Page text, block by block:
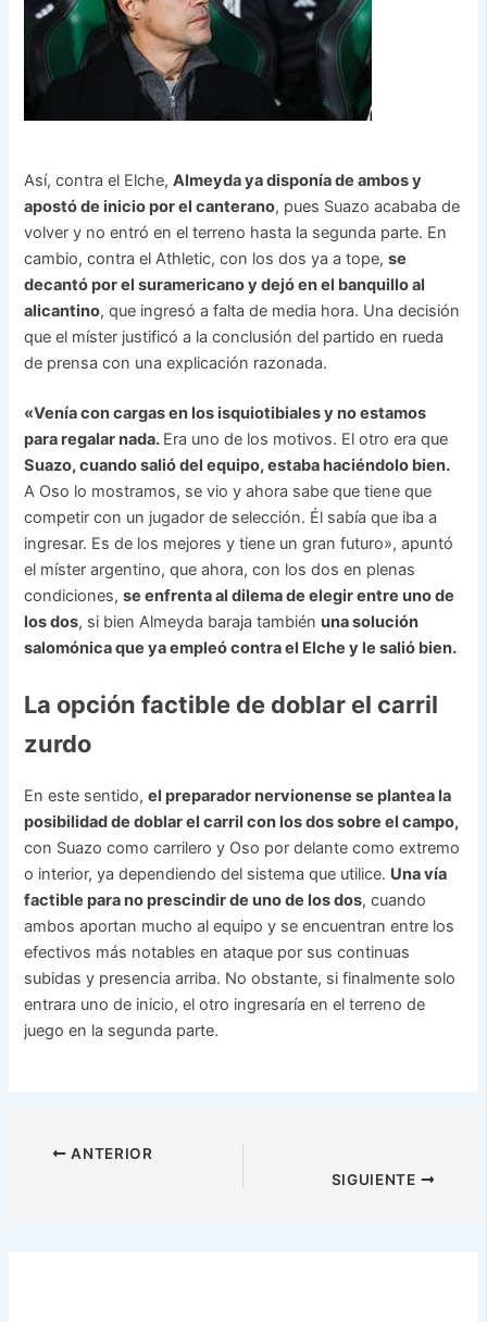
Así, contra el Elche,Almeyda ya disponía de ambos y
apostó de inicio por el canterano, pues Suazo acababa de
volver y no entró en el terreno hasta la segunda parte. En
cambio, contra el Athletic, con los dos ya a tope,se
decantó por el suramericano y dejó en el banquillo al
alicantino, que ingresó a falta de media hora. Una decisión
que el míster justificó a la conclusión del partido en rueda
de prensa con una explicación razonada.
«Venía con cargas en los isquiotibiales y no estamos
para regalar nada. Era uno de los motivos. El otro era que
Suazo, cuando salió del equipo, estaba haciéndolo bien.
A Oso lo mostramos, se vio y ahora sabe que tiene que
competir con un jugador de selección. Él sabía que iba a
ingresar. Es de los mejores y tiene un gran futuro», apuntó
el míster argentino, que ahora, con los dos en plenas
condiciones,se enfrenta al dilema de elegir entre uno de
los dos, si bien Almeyda baraja también una solución
salomónica que ya empleó contra el Elche y le salió bien.
La opción factible de doblar el carril
zurdo
En este sentido,el preparador nervionense se plantea la
posibilidad de doblar el carril con los dos sobre el campo,
con Suazo como carrilero y Oso por delante como extremo
o interior, ya dependiendo del sistema que utilice. Una vía
factible para no prescindir de uno de los dos, cuando
ambos aportan mucho al equipo y se encuentran entre los
efectivos más notables en ataque por sus continuas
subidas y presencia arriba. No obstante, si finalmente solo
entrara uno de inicio, el otro ingresaría en el terreno de
juego en la segunda parte.
ANTERIOR
SIGUIENTE